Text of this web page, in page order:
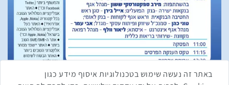
באתר זה נעשה שימוש בטכנולוגיות איסוף מידע כגון